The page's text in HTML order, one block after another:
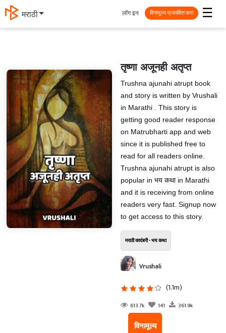
मराठी ☰
लॉग इन विनामूल्य प्रकाशित करा
तृष्णा अजूनही अतृप्त
Trushna ajunahi atrupt book
and story is written by Vrushali
in Marathi . This story is
getting good reader response
on Matrubharti app and web
since it is published free to
read for all readers online.
Trushna ajunahi atrupt is also
popular in भय कथा in Marathi
and it is receiving from online
readers very fast. Signup now
to get access to this story.
मराठी कादंबरी - भय कथा
Vrushali
(1.1m)
613.7k 141 361.9k
विनामूल्य